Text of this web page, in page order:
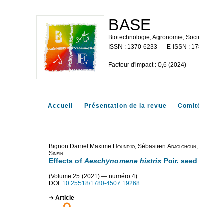
BASE
Biotechnologie, Agronomie,
1370-6233
Facteur d'impact : 0,6 (2024)
Accueil Présentation de la revue
Bignon Daniel Maxime Houndjo, Sébastien Adjolohoun
Sinsin
Effects of Aeschynomene histrix Poir.
(Volume 25 (2021) — numéro 4)
DOI: 10.25518/1780-4507.19268
Article